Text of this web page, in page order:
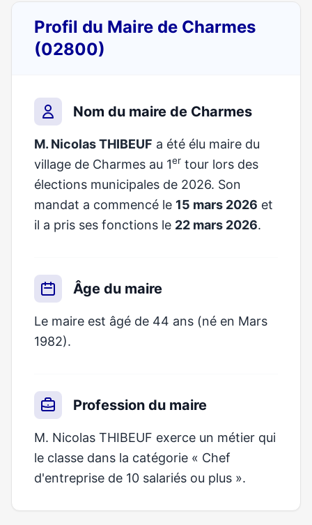
Profil du Maire de Charmes
(02800)
Nom du maire de Charmes
M. Nicolas THIBEUF a été élu maire du
village de Charmes au 1er tour lors des
élections municipales de 2026. Son
mandat a commencé le 15 mars 2026 et
il a pris ses fonctions le 22 mars 2026.
Âge du maire
Le maire est âgé de 44 ans (né en Mars
1982).
Profession du maire
M. Nicolas THIBEUF exerce un métier qui
le classe dans la catégorie « Chef
d'entreprise de 10 salariés ou plus ».